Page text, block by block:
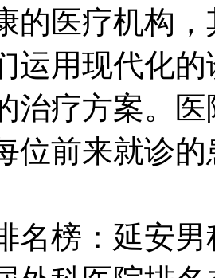
的医疗机构
运用现代化
治疗方案。
位前来就诊
榜：延安男